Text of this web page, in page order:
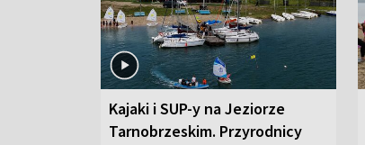
Kajaki i SUP-y na Jeziorze
Tarnobrzeskim. Przyrodnicy